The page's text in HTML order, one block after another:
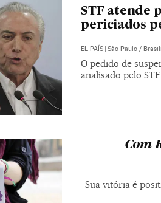
STF atende
periciados
EL PAÍS | São Paulo /
O pedido de
analisado pelo
Com
Sua vitória é